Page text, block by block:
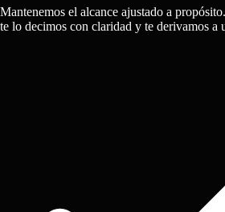
Mantenemos el alcance ajustado a
te lo decimos con claridad y te derivamos a